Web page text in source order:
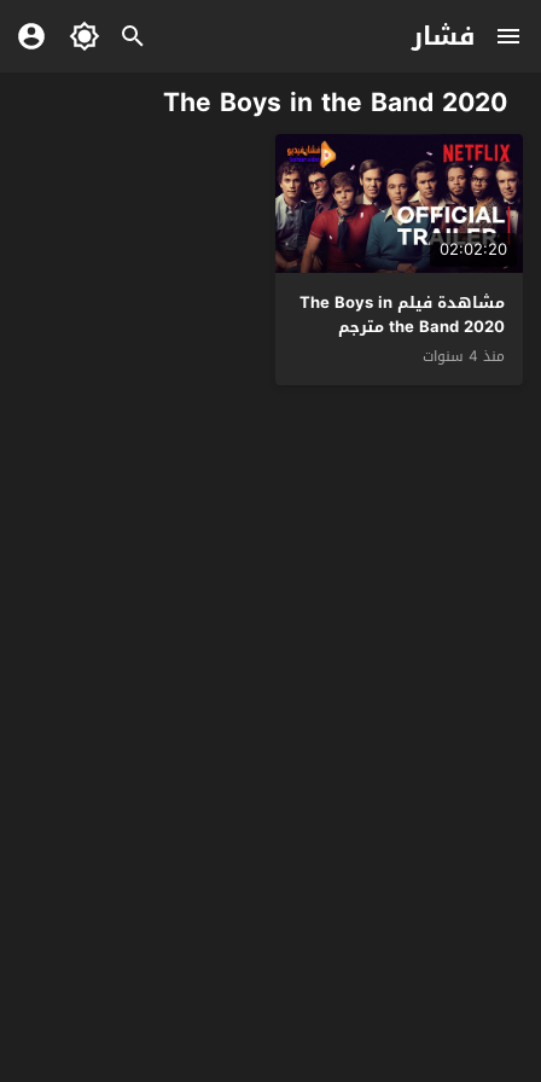
فشار
The Boys in the Band 2020
02:02:20
مشاهدة فيلم The Boys in
the Band 2020 مترجم
منذ 4 سنوات